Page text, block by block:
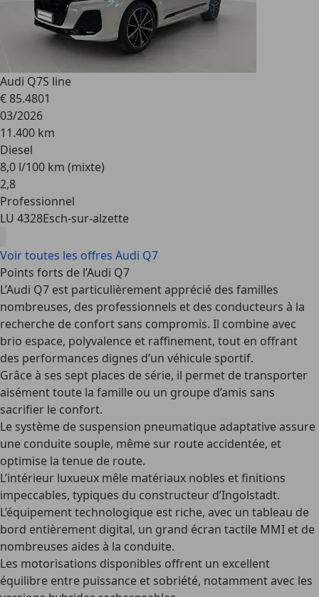
Audi Q7S line
€ 85.4801
03/2026
11.400 km
Diesel
8,0 l/100 km (mixte)
2,8
Professionnel
LU 4328Esch-sur-alzette
Voir toutes les offres Audi Q7
Points forts de l’Audi Q7
L’Audi Q7 est particulièrement apprécié des familles
nombreuses, des professionnels et des conducteurs à la
recherche de confort sans compromis. Il combine avec
brio espace, polyvalence et raffinement, tout en offrant
des performances dignes d’un véhicule sportif.
Grâce à ses sept places de série, il permet de transporter
aisément toute la famille ou un groupe d’amis sans
sacrifier le confort.
Le système de suspension pneumatique adaptative assure
une conduite souple, même sur route accidentée, et
optimise la tenue de route.
L’intérieur luxueux mêle matériaux nobles et finitions
impeccables, typiques du constructeur d’Ingolstadt.
L’équipement technologique est riche, avec un tableau de
bord entièrement digital, un grand écran tactile MMI et de
nombreuses aides à la conduite.
Les motorisations disponibles offrent un excellent
équilibre entre puissance et sobriété, notamment avec les